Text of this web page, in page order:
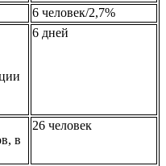
6 человек/2,7%
6 дней
в
26 человек